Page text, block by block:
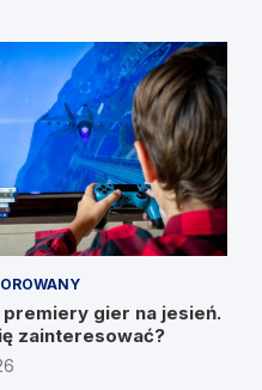
gier na jesień.
zainteresować?